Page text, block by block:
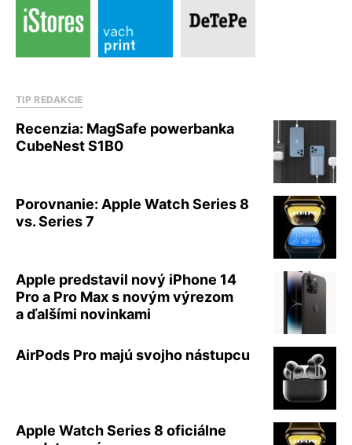
TIP REDAKCIE
Recenzia: MagSafe powerbanka
CubeNest S1B0
Porovnanie: Apple Watch Series 8
vs. Series 7
Apple predstavil nový iPhone 14
Pro a Pro Max s novým výrezom
a ďalšími novinkami
AirPods Pro majú svojho nástupcu
Apple Watch Series 8 oficiálne